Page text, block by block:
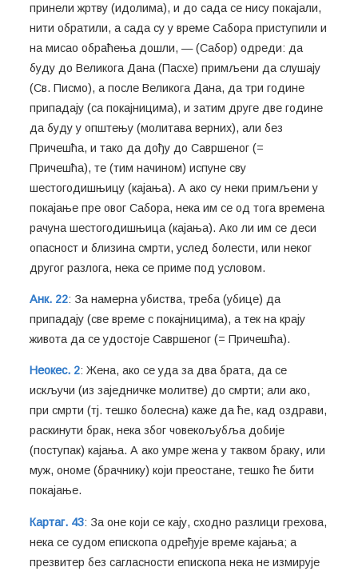
принели жртву (идолима), и до сада се нису покајали,
нити обратили, а сада су у време Сабора приступили и
на мисао обраћења дошли, — (Сабор) одреди: да
буду до Великога Дана (Пасхе) примљени да слушају
(Св. Писмо), а после Великога Дана, да три године
припадају (са покајницима), и затим друге две године
да буду у општењу (молитава верних), али без
Причешћа, и тако да дођу до Савршеног (=
Причешћа), те (тим начином) испуне сву
шестогодишњицу (кајања). А ако су неки примљени у
покајање пре овог Сабора, нека им се од тога времена
рачуна шестогодишњица (кајања). Ако ли им се деси
опасност и близина смрти, услед болести, или неког
другог разлога, нека се приме под условом.
Анк. 22: За намерна убиства, треба (убице) да
припадају (све време с покајницима), а тек на крају
живота да се удостоје Савршеног (= Причешћа).
Неокес. 2: Жена, ако се уда за два брата, да се
искључи (из заједничке молитве) до смрти; али ако,
при смрти (тј. тешко болесна) каже да ће, кад оздрави,
раскинути брак, нека због човекољубља добије
(поступак) кајања. А ако умре жена у таквом браку, или
муж, ономе (брачнику) који преостане, тешко ће бити
покајање.
Картаг. 43: За оне који се кају, сходно разлици грехова,
нека се судом епископа одређује време кајања; а
презвитер без сагласности епископа нека не измирује